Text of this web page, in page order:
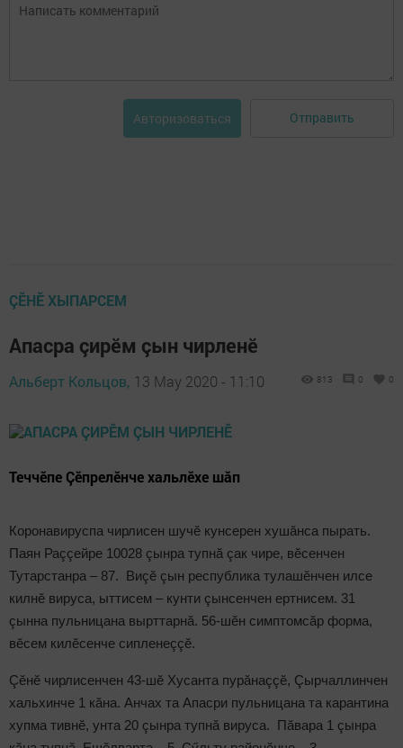
Авторизоваться Отправить
ÇӖНӖ ХЫПАРСЕМ
Апасра çирӗм çын чирленӗ
Альберт Кольцов, 13 May 2020 - 11:10 813 0 0
Теччӗпе Çӗпрелӗнче хальлӗхе шăп
Коронавируспа чирлисен шучӗ кунсерен хушăнса пырать.
Паян Раççейре 10028 çынра тупнă çак чире, вӗсенчен
Тутарстанра – 87. Виçӗ çын республика тулашӗнчен илсе
килнӗ вируса, ыттисем – кунти çынсенчен ертнисем. 31
çынна пульницана вырттарнă. 56-шӗн симптомсăр форма,
вӗсем килӗсенче сипленеççӗ.
Çӗнӗ чирлисенчен 43-шӗ Хусанта пурăнаççӗ, Çырчаллинчен
хальхинче 1 кăна. Анчах та Апасри пульницана та карантина
хупма тивнӗ, унта 20 çынра тупнă вируса. Пăвара 1 çынра